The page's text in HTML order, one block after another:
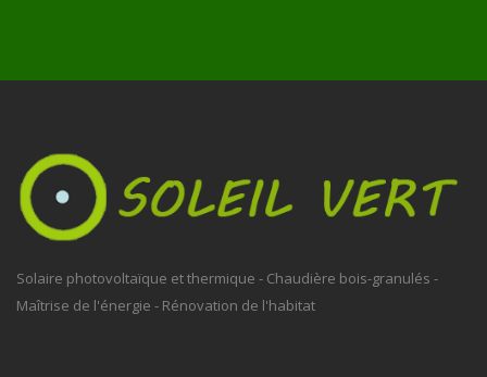
Solaire photovoltaïque et thermique - Chaudière bois-granulés -
Maîtrise de l'énergie - Rénovation de l'habitat